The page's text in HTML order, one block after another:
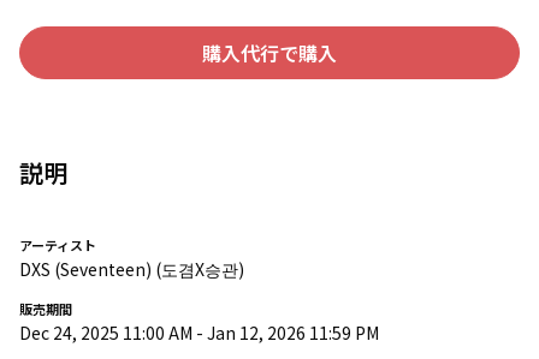
購入代行で購入
説明
アーティスト
DXS (Seventeen) (도겸X승관)
販売期間
Dec 24, 2025 11:00 AM - Jan 12, 2026 11:59 PM